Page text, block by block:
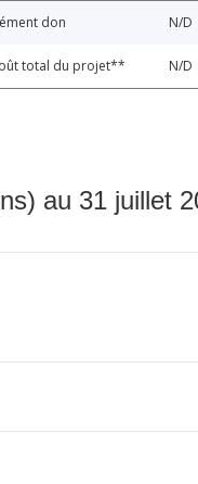
don N/D
total du projet** N/D
au 31 juillet